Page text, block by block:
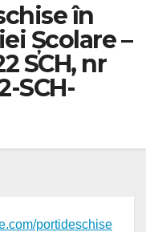
în
Școlare –
SCH, nr
SCH-
portideschise